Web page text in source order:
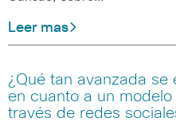
Leer mas
¿Qué tan avanzada se
en cuanto a un
través de redes